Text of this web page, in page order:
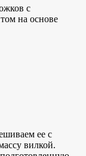
с
на основе
ее с
вилкой.